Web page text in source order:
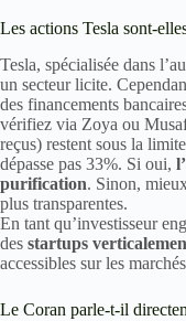
Les actions Tesla sont-
Tesla, spécialisée dans
un secteur licite.
des financements
vérifiez via Zoya ou
reçus) restent sous la
dépasse pas 33%. Si oui,
purification. Sinon,
plus transparentes.
En tant qu’investisseur
des startups
accessibles sur les
Le Coran parle-t-il